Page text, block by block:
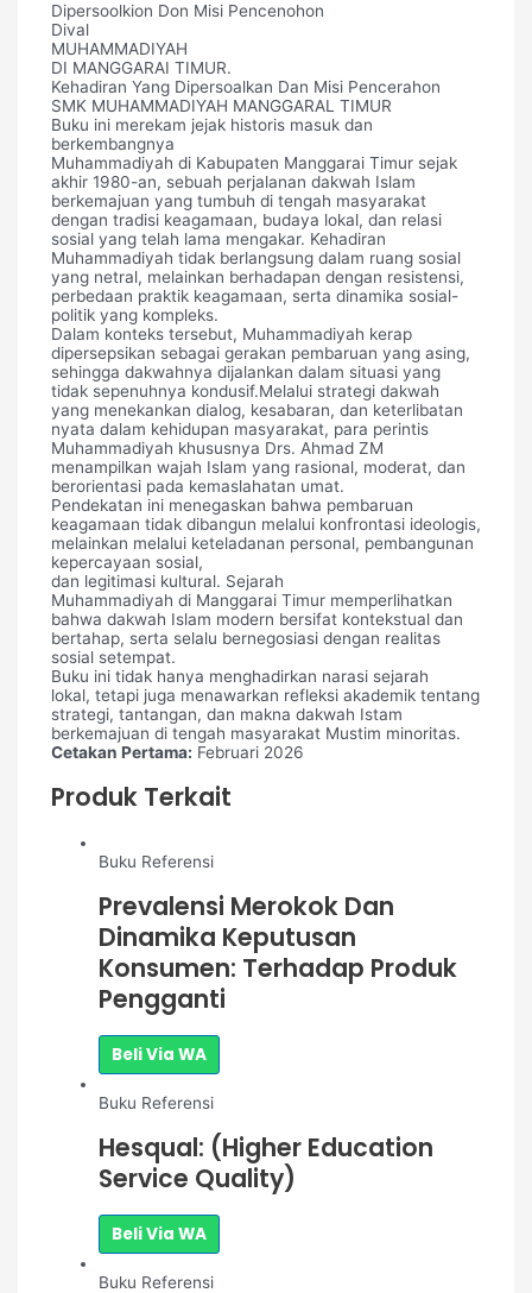
Dipersoolkion Don Misi Pencenohon
Dival
MUHAMMADIYAH
DI MANGGARAI TIMUR.
Kehadiran Yang Dipersoalkan Dan Misi Pencerahon
SMK MUHAMMADIYAH MANGGARAL TIMUR
Buku ini merekam jejak historis masuk dan
berkembangnya
Muhammadiyah di Kabupaten Manggarai Timur sejak
akhir 1980-an, sebuah perjalanan dakwah Islam
berkemajuan yang tumbuh di tengah masyarakat
dengan tradisi keagamaan, budaya lokal, dan relasi
sosial yang telah lama mengakar. Kehadiran
Muhammadiyah tidak berlangsung dalam ruang sosial
yang netral, melainkan berhadapan dengan resistensi,
perbedaan praktik keagamaan, serta dinamika sosial-
politik yang kompleks.
Dalam konteks tersebut, Muhammadiyah kerap
dipersepsikan sebagai gerakan pembaruan yang asing,
sehingga dakwahnya dijalankan dalam situasi yang
tidak sepenuhnya kondusif.Melalui strategi dakwah
yang menekankan dialog, kesabaran, dan keterlibatan
nyata dalam kehidupan masyarakat, para perintis
Muhammadiyah khususnya Drs. Ahmad ZM
menampilkan wajah Islam yang rasional, moderat, dan
berorientasi pada kemaslahatan umat.
Pendekatan ini menegaskan bahwa pembaruan
keagamaan tidak dibangun melalui konfrontasi ideologis,
melainkan melalui keteladanan personal, pembangunan
kepercayaan sosial,
dan legitimasi kultural. Sejarah
Muhammadiyah di Manggarai Timur memperlihatkan
bahwa dakwah Islam modern bersifat kontekstual dan
bertahap, serta selalu bernegosiasi dengan realitas
sosial setempat.
Buku ini tidak hanya menghadirkan narasi sejarah
lokal, tetapi juga menawarkan refleksi akademik tentang
strategi, tantangan, dan makna dakwah Istam
berkemajuan di tengah masyarakat Mustim minoritas.
Cetakan Pertama: Februari 2026
Produk Terkait
Buku Referensi
Prevalensi Merokok Dan
Dinamika Keputusan
Konsumen: Terhadap Produk
Pengganti
Beli Via WA
Buku Referensi
Hesqual: (Higher Education
Service Quality)
Beli Via WA
Buku Referensi